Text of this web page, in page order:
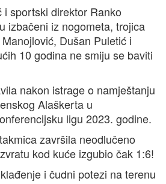
i sportski direktor Ranko
izbačeni iz nogometa, trojica
Dušan Puletić i
10 godina ne smiju se baviti
nakon istrage o namještanju
Alaškerta u
ligu 2023. godine.
završila neodlučeno
kod kuće izgubio čak 1:6!
i čudni potezi na terenu